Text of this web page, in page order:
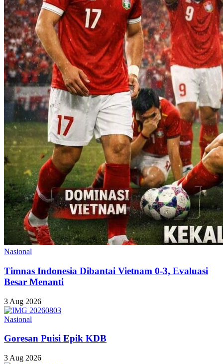
Nasional
Timnas Indonesia Dibantai Vietnam 0-3, Evaluasi
Besar Menanti
3 Aug 2026
Nasional
Goresan Puisi Epik KDB
3 Aug 2026